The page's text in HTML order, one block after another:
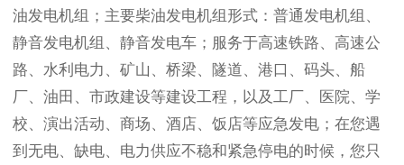
油发电机组；主要柴油发电机组形式：普通发电机组、
静音发电机组、静音发电车；服务于高速铁路、高速公
路、水利电力、矿山、桥梁、隧道、港口、码头、船
厂、油田、市政建设等建设工程，以及工厂、医院、学
校、演出活动、商场、酒店、饭店等应急发电；在您遇
到无电、缺电、电力供应不稳和紧急停电的时候，您只